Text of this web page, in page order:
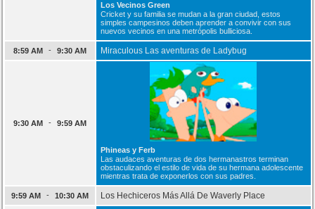
Los Vecinos Green
Cricket y su familia se mudan a la gran ciudad, estos
simples campesinos deben aprender a convivir con sus
nuevos vecinos en una metrópolis bulliciosa.
8:59 AM - 9:30 AM Miraculous Las aventuras de Ladybug
9:30 AM - 9:59 AM
Phineas y Ferb
Las audaces aventuras de dos hermanastros terminan
obstaculizando el estilo de vida de su hermana adolescente
mientras trata de exponerlos con sus padres.
9:59 AM - 10:30 AM Los Hechiceros Más Allá De Waverly Place